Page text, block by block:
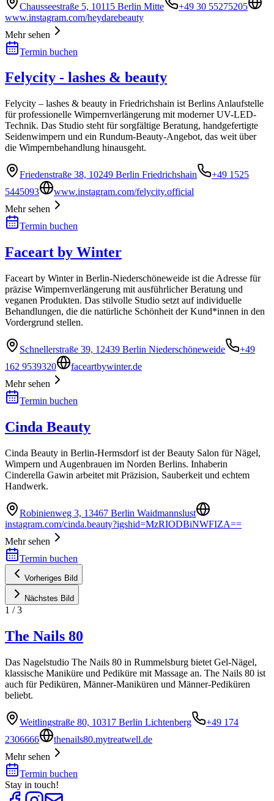
Chausseestraße 5, 10115 Berlin Mitte
+49 30 55275205
www.instagram.com/heydarebeauty
Mehr sehen
Termin buchen
Felycity - lashes & beauty
Felycity – lashes & beauty in Friedrichshain ist Berlins Anlaufstelle
für professionelle Wimpernverlängerung mit moderner UV-LED-
Technik. Das Studio steht für sorgfältige Beratung, handgefertigte
Seidenwimpern und ein Rundum-Beauty-Angebot, das weit über
die Wimpernbehandlung hinausgeht.
Friedenstraße 38, 10249 Berlin Friedrichshain
+49 1525
5445093
www.instagram.com/felycity.official
Mehr sehen
Termin buchen
Faceart by Winter
Faceart by Winter in Berlin-Niederschöneweide ist die Adresse für
präzise Wimpernverlängerung mit ausführlicher Beratung und
veganen Produkten. Das stilvolle Studio setzt auf individuelle
Behandlungen, die die natürliche Schönheit der Kund*innen in den
Vordergrund stellen.
Schnellerstraße 39, 12439 Berlin Niederschöneweide
+49
162 9539320
faceartbywinter.de
Mehr sehen
Termin buchen
Cinda Beauty
Cinda Beauty in Berlin-Hermsdorf ist der Beauty Salon für Nägel,
Wimpern und Augenbrauen im Norden Berlins. Inhaberin
Cinderella Gawin arbeitet mit Präzision, Sauberkeit und echtem
Handwerk.
Robinienweg 3, 13467 Berlin Waidmannslust
instagram.com/cinda.beauty?igshid=MzRIODBiNWFIZA==
Mehr sehen
Termin buchen
Vorheriges Bild
Nächstes Bild
1 /3
The Nails 80
Das Nagelstudio The Nails 80 in Rummelsburg bietet Gel-Nägel,
klassische Maniküre und Pediküre mit Massage an. The Nails 80 ist
auch für Pediküren, Männer-Maniküren und Männer-Pediküren
beliebt.
Weitlingstraße 80, 10317 Berlin Lichtenberg
+49 174
2306666
thenails80.mytreatwell.de
Mehr sehen
Termin buchen
Stay in touch!